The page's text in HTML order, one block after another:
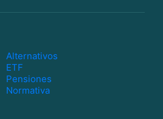
Alternativos
ETF
Pensiones
Normativa